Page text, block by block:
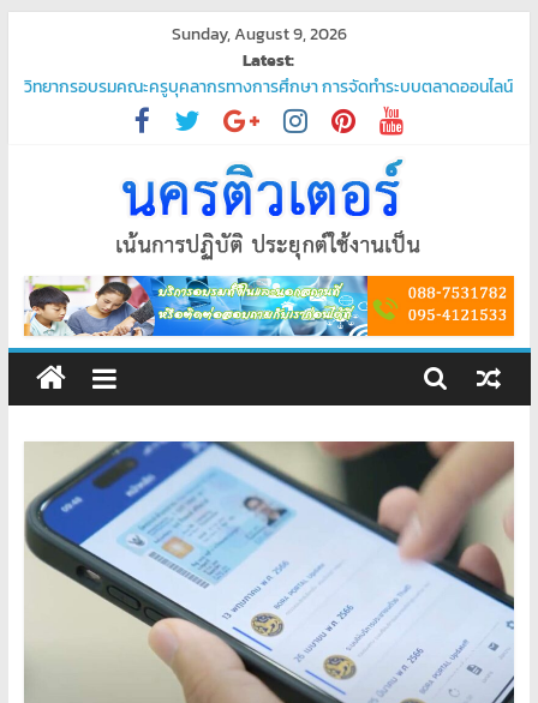
content
Sunday, August 9, 2026
Latest:
วิทยากรอบรมคณะครูบุคลากรทางการศึกษา การจัดทำระบบตลาดออนไลน์
“ชวนมาช้อป นักเรียนสุขใจ”
โปรแกรมจัดการน้ำประปา
บริการรับเขียนโปรแกรม PHP ระดับมืออาชีพ – ตอบโจทย์ทุกความต้องการ
บริการรับเขียนโปรแกรมระดับมืออาชีพ
พัฒนาระบบ ยืนยันตัวตนผ่านแอป Thaid
ศูนย์
อบรม
คอมพิวเตอร์
สอน
พิเศษ
คอมพิวเตอร์